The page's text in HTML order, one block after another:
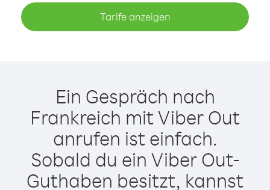
Tarife anzeigen
Ein Gespräch nach
Frankreich mit Viber Out
anrufen ist einfach.
Sobald du ein Viber Out-
Guthaben besitzt, kannst